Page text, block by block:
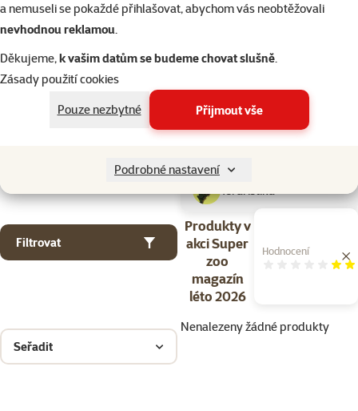
a nemuseli se pokaždé přihlašovat, abychom vás neobtěžovali
nevhodnou reklamou.
Děkujeme,k vašim datům se budeme chovat slušně.
Zásady použití cookies
Pouze nezbytné
Přijmout vše
Podrobné nastavení
Akvaristika
Filtrovat
Produkty v
akci Super
zoo
magazín
léto 2026
Hodnocení
Seřadit
Nenalezeny žádné produkty